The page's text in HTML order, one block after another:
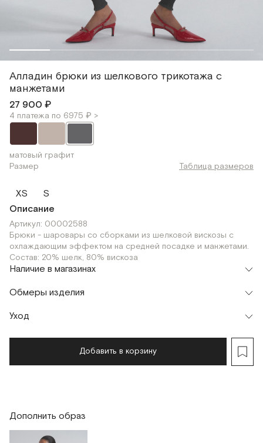
Алладин брюки из шелкового трикотажа с
манжетами
27 900 ₽
4 платежа по 6975 ₽ >
матовый графит
Размер
Таблица размеров
XS
S
Описание
Артикул: 00002588
Брюки - шаровары со сборками из шелковой вискозы с
охлаждающим эффектом на средней посадке и манжетами.
Состав: 20% шелк, 80% вискоза
Наличие в магазинах
Флагман
г. Москва, Малая Бронная 16
XS
г. Москва, Малая Бронная 24/3
XS
Обмеры изделия
Мерки, см
54
Уход
Добавить в корзину
Дополнить образ